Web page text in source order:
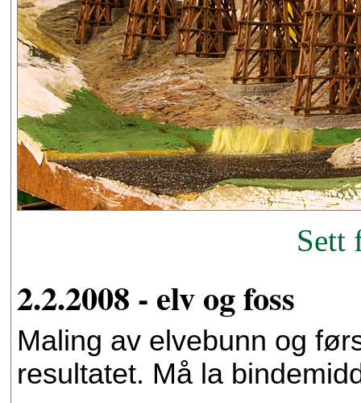
Sett
2.2.2008 - elv og foss
Maling av elvebunn og
resultatet. Må la